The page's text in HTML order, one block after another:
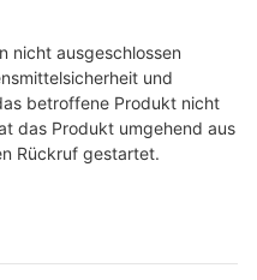
nicht ausgeschlossen
und
betroffene Produkt nicht
das Produkt umgehend aus
Rückruf gestartet.